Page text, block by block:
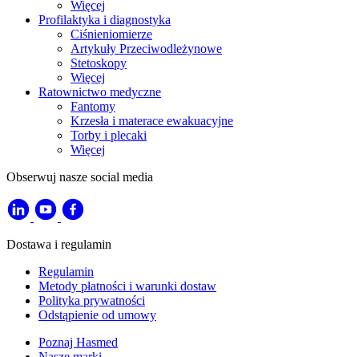
Więcej
Profilaktyka i diagnostyka
Ciśnieniomierze
Artykuły Przeciwodleżynowe
Stetoskopy
Więcej
Ratownictwo medyczne
Fantomy
Krzesła i materace ewakuacyjne
Torby i plecaki
Więcej
Obserwuj nasze social media
Dostawa i regulamin
Regulamin
Metody płatności i warunki dostaw
Polityka prywatności
Odstąpienie od umowy
Poznaj Hasmed